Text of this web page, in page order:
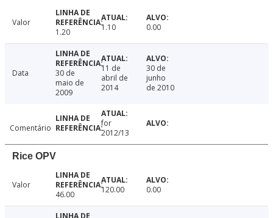
Valor
1.20
1.10 0.00
Data
30 de
maio de
2009
11 de
abril de
2014
30 de
junho
de 2010
Comentário
for
2012/13
Rice OPV
Valor
46.00
120.00 0.00